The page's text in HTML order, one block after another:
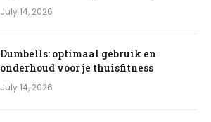
July 14, 2026
Dumbells: optimaal gebruik en
onderhoud voor je thuisfitness
July 14, 2026